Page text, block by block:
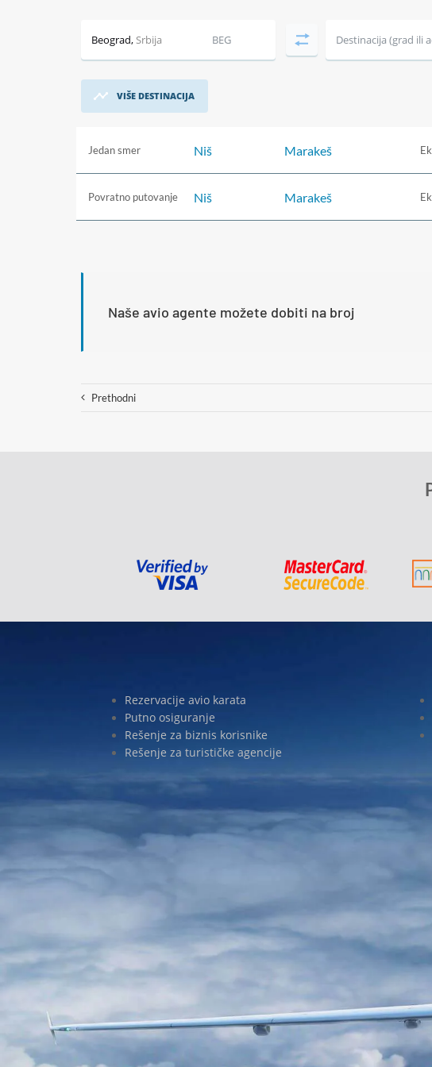
Beograd,Srbija BEG Destinacija (grad ili
VIŠE DESTINACIJA
Jedan smer Niš Marakeš
Povratno putovanje Niš Marakeš
Naše avio agente možete dobiti na broj
Prethodni
Rezervacije avio karata
Putno osiguranje
Rešenje za biznis korisnike
Rešenje za turističke agencije